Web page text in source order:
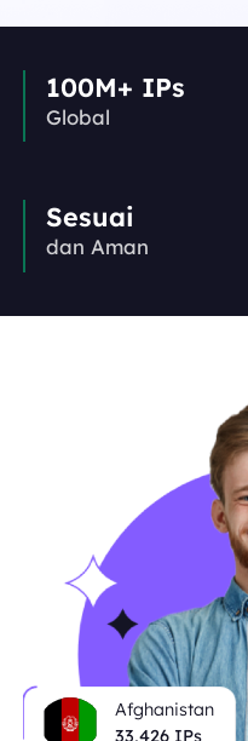
100M+ IPs
Global
Sesuai
dan Aman
Afghanistan
33,426 IPs